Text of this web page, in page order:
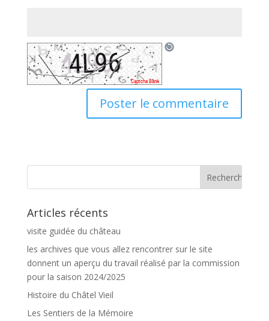
Articles récents
visite guidée du château
les archives que vous allez rencontrer sur le site
donnent un aperçu du travail réalisé par la commission
pour la saison 2024/2025
Histoire du Châtel Vieil
Les Sentiers de la Mémoire